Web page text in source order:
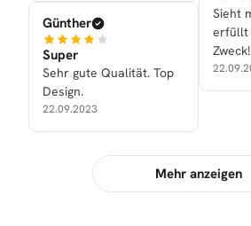
Günther
Super
Sehr gute Qualität. Top
Design.
22.09.2023
Sieht
erfüllt
Zweck!
Mehr anzeigen